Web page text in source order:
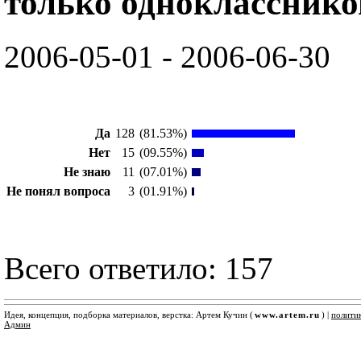
2006-05-01 - 2006-06-30
Да 128 (81.53%)
Нет
15 (09.55%)
Не знаю
11 (07.01%)
Не понял вопроса
3 (01.91%)
Всего ответило: 157
Идея, концепция, подборка материалов, верстка: Артем Кучин (www.artem.ru ) |
Админ